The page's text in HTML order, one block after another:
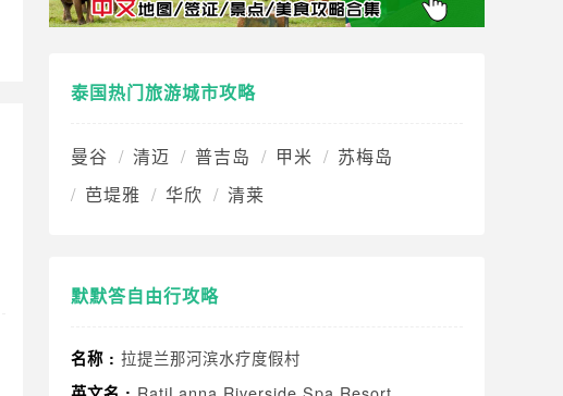
泰国热门旅游城市攻略
曼谷 清迈 普吉岛 甲米
苏梅岛
芭堤雅
华欣 清莱
默默答自由行攻略
名称 : 拉提兰那河滨水疗度假村